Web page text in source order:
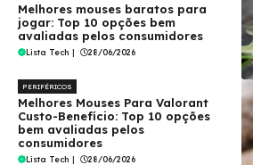
Melhores mouses baratos para
jogar: Top 10 opções bem
avaliadas pelos consumidores
Lista Tech | 28/06/2026
PERIFÉRICOS
Melhores Mouses Para Valorant
Custo-Benefício: Top 10 opções
bem avaliadas pelos
consumidores
Lista Tech | 28/06/2026